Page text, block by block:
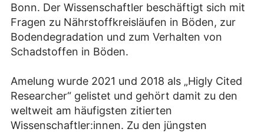
Bonn. Der Wissenschaftler beschäftigt sich mit
Fragen zu Nährstoffkreisläufen in Böden, zur
Bodendegradation und zum Verhalten von
Schadstoffen in Böden.
Amelung wurde 2021 und 2018 als „Higly Cited
Researcher“ gelistet und gehört damit zu den
weltweit am häufigsten zitierten
Wissenschaftler:innen. Zu den jüngsten